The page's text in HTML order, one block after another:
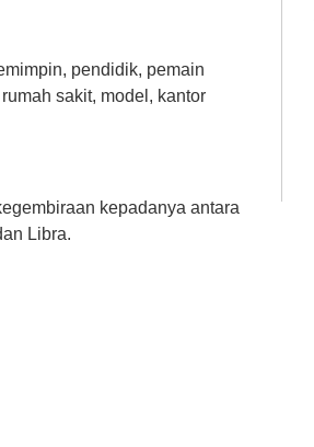
pendidik, pemain
sakit, model, kantor
kepadanya antara
Libra.